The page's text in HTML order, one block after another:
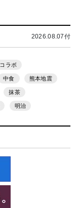
2026.08.07付
コラボ
中食 熊本地震
抹茶
明治